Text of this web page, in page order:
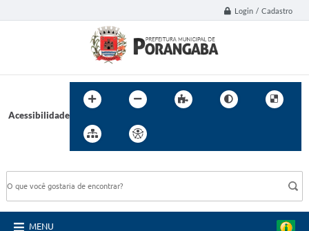
Login / Cadastro
Acessibilidade
MENU